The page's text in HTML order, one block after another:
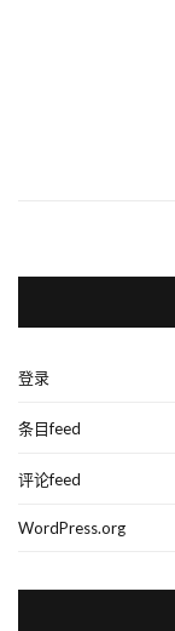
登录
条目feed
评论feed
WordPress.org